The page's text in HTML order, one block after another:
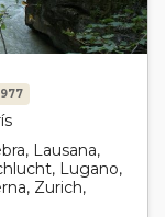
Lausana,
Lugano,
Zurich,